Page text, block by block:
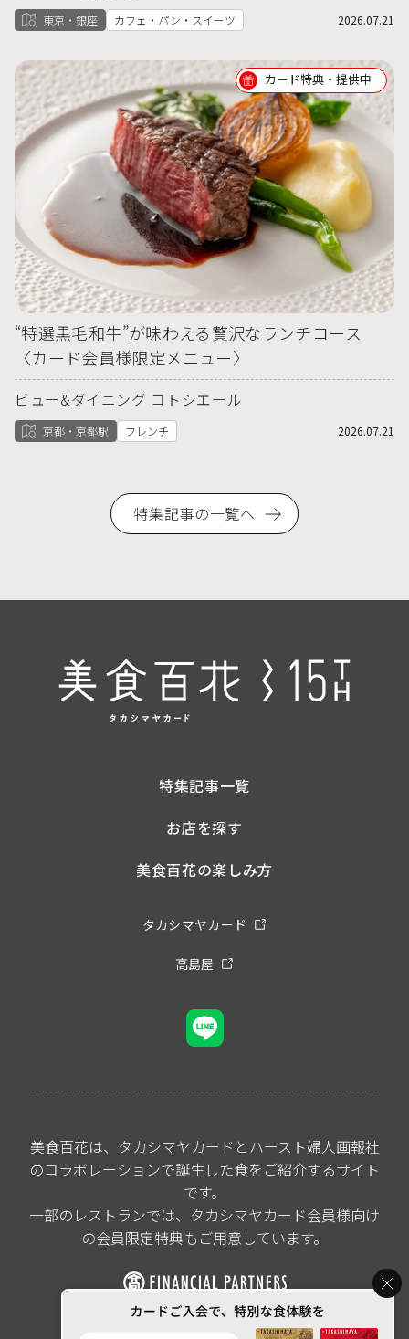
東京・銀座 カフェ・パン・スイーツ 2026.07.21
カード特典・提供中
“特選黒毛和牛”が味わえる贅沢なランチコース
〈カード会員様限定メニュー〉
ビュー&ダイニング コトシエール
京都・京都駅 フレンチ 2026.07.21
特集記事の一覧へ
特集記事一覧
お店を探す
美食百花の楽しみ方
タカシマヤカード
高島屋
美食百花は、タカシマヤカードとハースト婦人画報社
のコラボレーションで誕生した食をご紹介するサイト
です。
一部のレストランでは、タカシマヤカード会員様向け
の会員限定特典もご用意しています。
All rights reserved by
Takashimaya Financial Partners Co.,Ltd